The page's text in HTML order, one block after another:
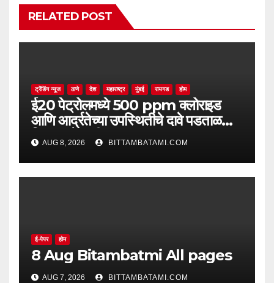
RELATED POST
ट्रेंडिंग न्यूज ठाणे देश महाराष्ट्र मुंबई रायगड होम
ई20 पेट्रोलमध्ये 500 ppm क्लोराइड
आणि आर्द्रतेच्या उपस्थितीचे दावे पडताळणीत
सिद्ध झाले नाहीत
AUG 8, 2026 BITTAMBATAMI.COM
ई-पेपर होम
8 Aug Bitambatmi All pages
AUG 7, 2026 BITTAMBATAMI.COM